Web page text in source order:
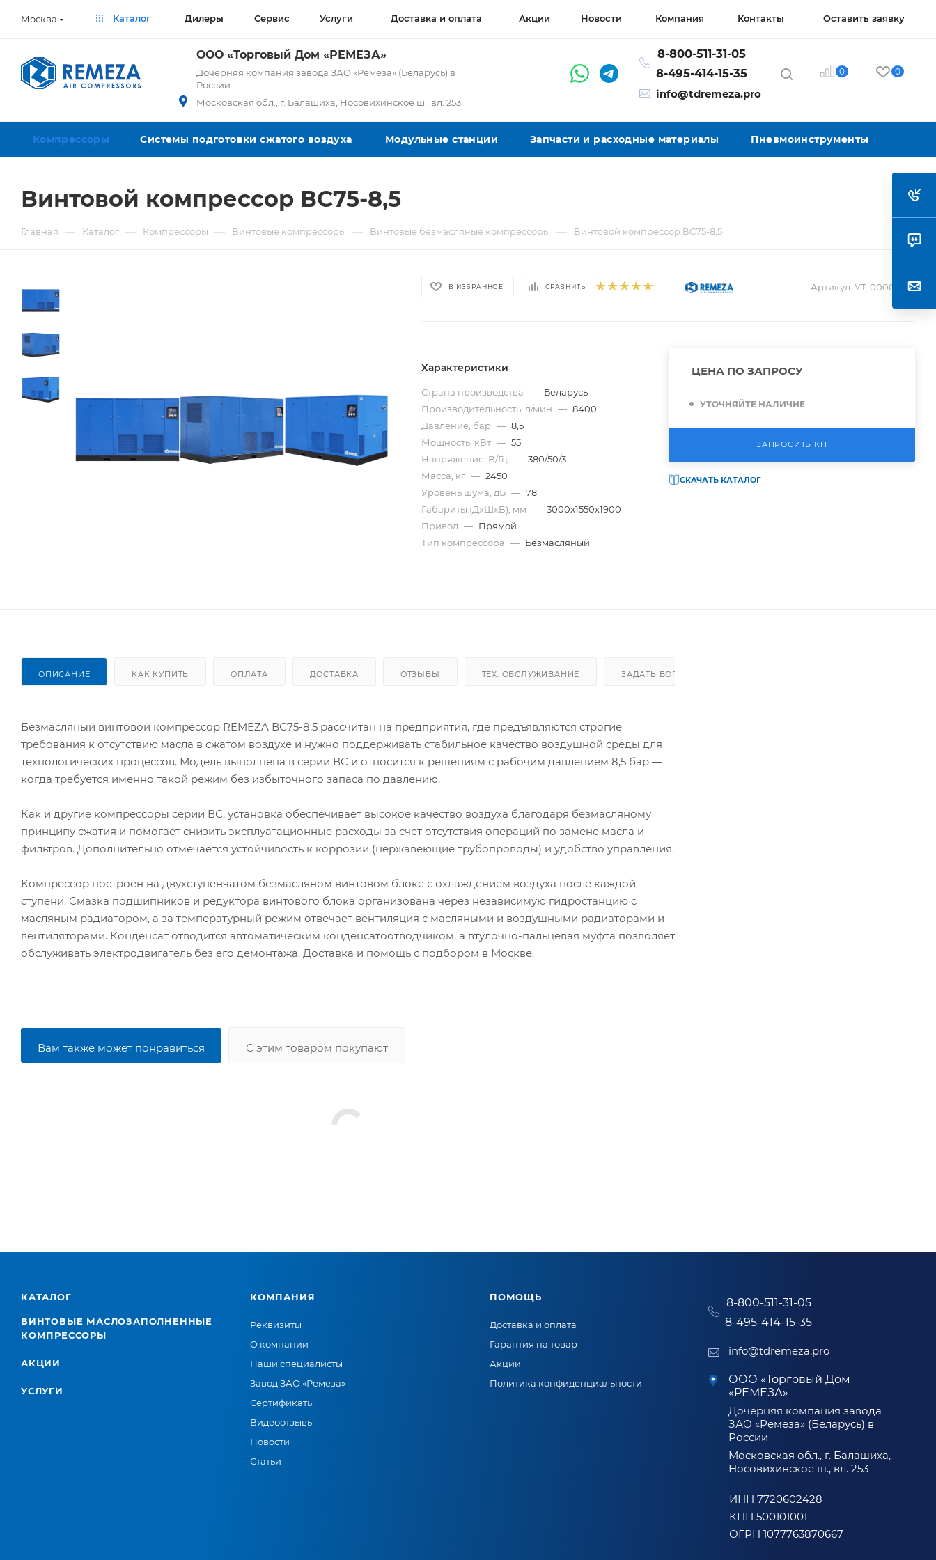
Москва Каталог Дилеры Сервис Услуги Доставка и оплата Акции Новости Компания Контакты Оставить заявку
ООО «Торговый Дом «РЕМЕЗА»
Дочерняя компания завода ЗАО «Ремеза» (Беларусь) в
России
Московская обл., г. Балашиха, Носовихинское ш., вл. 253
8-800-511-31-05
8-495-414-15-35
info@tdremeza.pro
0 0
Компрессоры Системы подготовки сжатого воздуха Модульные станции Запчасти и расходные материалы Пневмоинструменты
Винтовой компрессор ВС75-8,5
Главная — Каталог — Компрессоры — Винтовые компрессоры — Винтовые безмасляные компрессоры — Винтовой компрессор ВС75-8,5
В ИЗБРАННОЕ СРАВНИТЬ Артикул: УТ-00004319
Характеристики
Страна производства — Беларусь
Производительность, л/мин — 8400
Давление, бар — 8,5
Мощность, кВт — 55
Напряжение, В/Гц — 380/50/3
Масса, кг — 2450
Уровень шума, дБ — 78
Габариты (ДхШхВ), мм — 3000х1550х1900
Привод — Прямой
Тип компрессора — Безмасляный
ЦЕНА ПО ЗАПРОСУ
УТОЧНЯЙТЕ НАЛИЧИЕ
ЗАПРОСИТЬ КП
СКАЧАТЬ КАТАЛОГ
ОПИСАНИЕ КАК КУПИТЬ ОПЛАТА ДОСТАВКА ОТЗЫВЫ ТЕХ. ОБСЛУЖИВАНИЕ ЗАДАТЬ ВОПРОС
Безмасляный винтовой компрессор REMEZA ВС75-8,5 рассчитан на предприятия, где предъявляются строгие
требования к отсутствию масла в сжатом воздухе и нужно поддерживать стабильное качество воздушной среды для
технологических процессов. Модель выполнена в серии ВС и относится к решениям с рабочим давлением 8,5 бар —
когда требуется именно такой режим без избыточного запаса по давлению.
Как и другие компрессоры серии ВС, установка обеспечивает высокое качество воздуха благодаря безмасляному
принципу сжатия и помогает снизить эксплуатационные расходы за счет отсутствия операций по замене масла и
фильтров. Дополнительно отмечается устойчивость к коррозии (нержавеющие трубопроводы) и удобство управления.
Компрессор построен на двухступенчатом безмасляном винтовом блоке с охлаждением воздуха после каждой
ступени. Смазка подшипников и редуктора винтового блока организована через независимую гидростанцию с
масляным радиатором, а за температурный режим отвечает вентиляция с масляными и воздушными радиаторами и
вентиляторами. Конденсат отводится автоматическим конденсатоотводчиком, а втулочно-пальцевая муфта позволяет
обслуживать электродвигатель без его демонтажа. Доставка и помощь с подбором в Москве.
Вам также может понравиться С этим товаром покупают
КАТАЛОГ
ВИНТОВЫЕ МАСЛОЗАПОЛНЕННЫЕ
КОМПРЕССОРЫ
АКЦИИ
УСЛУГИ
КОМПАНИЯ
Реквизиты
О компании
Наши специалисты
Завод ЗАО «Ремеза»
Сертификаты
Видеоотзывы
Новости
Статьи
ПОМОЩЬ
Доставка и оплата
Гарантия на товар
Акции
Политика конфиденциальности
8-800-511-31-05
8-495-414-15-35
info@tdremeza.pro
ООО «Торговый Дом
«РЕМЕЗА»
Дочерняя компания завода
ЗАО «Ремеза» (Беларусь) в
России
Московская обл., г. Балашиха,
Носовихинское ш., вл. 253
ИНН 7720602428
КПП 500101001
ОГРН 1077763870667